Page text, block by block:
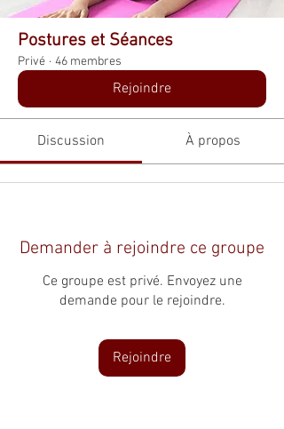
Postures et Séances
Privé · 46 membres
Rejoindre
Discussion À propos
Demander à rejoindre ce groupe
Ce groupe est privé. Envoyez une
demande pour le rejoindre.
Rejoindre